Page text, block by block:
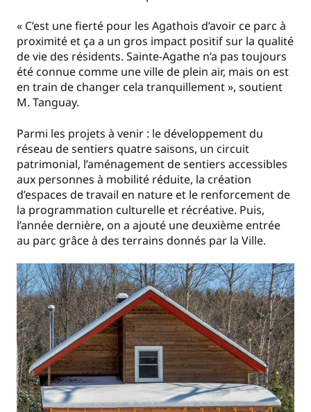
« C’est une fierté pour les Agathois d’avoir ce parc à
proximité et ça a un gros impact positif sur la qualité
de vie des résidents. Sainte-Agathe n’a pas toujours
été connue comme une ville de plein air, mais on est
en train de changer cela tranquillement », soutient
M. Tanguay.
Parmi les projets à venir : le développement du
réseau de sentiers quatre saisons, un circuit
patrimonial, l’aménagement de sentiers accessibles
aux personnes à mobilité réduite, la création
d’espaces de travail en nature et le renforcement de
la programmation culturelle et récréative. Puis,
l’année dernière, on a ajouté une deuxième entrée
au parc grâce à des terrains donnés par la Ville.